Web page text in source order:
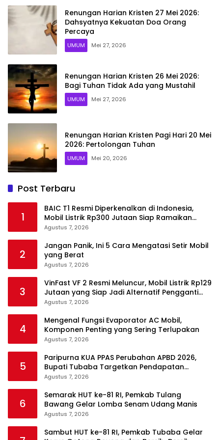
Renungan Harian Kristen 27 Mei 2026:
Dahsyatnya Kekuatan Doa Orang
Percaya
UMUM Mei 27, 2026
Renungan Harian Kristen 26 Mei 2026:
Bagi Tuhan Tidak Ada yang Mustahil
UMUM Mei 27, 2026
Renungan Harian Kristen Pagi Hari 20 Mei
2026: Pertolongan Tuhan
UMUM Mei 20, 2026
Post Terbaru
1
BAIC T1 Resmi Diperkenalkan di Indonesia,
Mobil Listrik Rp300 Jutaan Siap Ramaikan
Pasar EV
Agustus 7, 2026
2
Jangan Panik, Ini 5 Cara Mengatasi Setir Mobil
yang Berat
Agustus 7, 2026
3
VinFast VF 2 Resmi Meluncur, Mobil Listrik Rp129
Jutaan yang Siap Jadi Alternatif Pengganti
Motor
Agustus 7, 2026
4
Mengenal Fungsi Evaporator AC Mobil,
Komponen Penting yang Sering Terlupakan
Agustus 7, 2026
5
Paripurna KUA PPAS Perubahan APBD 2026,
Bupati Tubaba Targetkan Pendapatan
Daerah Rp820,3 Miliar
Agustus 7, 2026
6
Semarak HUT ke-81 RI, Pemkab Tulang
Bawang Gelar Lomba Senam Udang Manis
Agustus 7, 2026
Sambut HUT ke-81 RI, Pemkab Tubaba Gelar